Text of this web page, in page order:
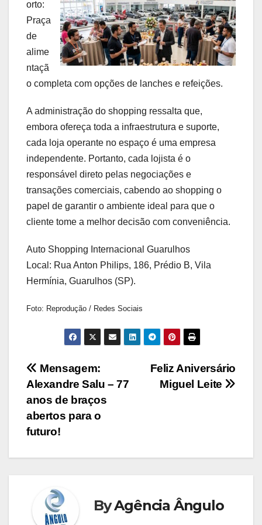
orto:
Praça
de
alime
ntaçã
o completa com opções de lanches e refeições.
A administração do shopping ressalta que,
embora ofereça toda a infraestrutura e suporte,
cada loja operante no espaço é uma empresa
independente. Portanto, cada lojista é o
responsável direto pelas negociações e
transações comerciais, cabendo ao shopping o
papel de garantir o ambiente ideal para que o
cliente tome a melhor decisão com conveniência.
Auto Shopping Internacional Guarulhos
Local: Rua Anton Philips, 186, Prédio B, Vila
Hermínia, Guarulhos (SP).
Foto: Reprodução / Redes Sociais
Navegação
de
Post
Feliz Aniversário
Miguel Leite
Mensagem:
Alexandre Salu – 77
anos de braços
abertos para o
futuro!
ByAgência Ângulo